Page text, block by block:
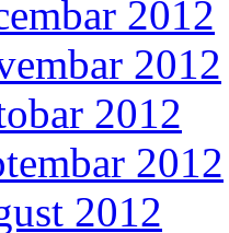
2012
2012
2012
2012
2012